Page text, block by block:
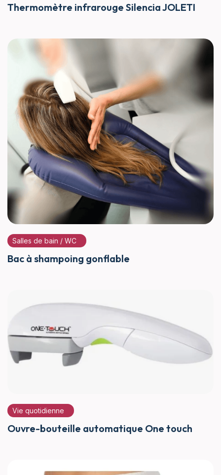
Thermomètre infrarouge Silencia JOLETI
Salles de bain / WC
Bac à shampoing gonflable
Vie quotidienne
Ouvre-bouteille automatique One touch